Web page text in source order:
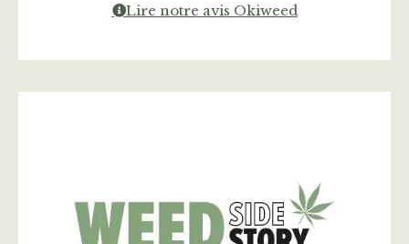
Lire notre avis Okiweed